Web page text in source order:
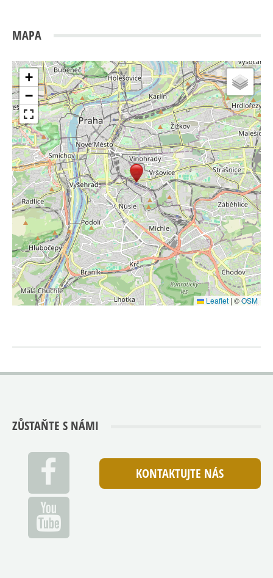
MAPA
+
−
Leaflet | ©OSM
ZŮSTAŇTE S NÁMI
KONTAKTUJTE NÁS